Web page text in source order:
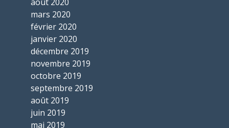
mars 2020
février 2020
janvier 2020
décembre 2019
novembre 2019
octobre 2019
septembre 2019
août 2019
juin 2019
mai 2019